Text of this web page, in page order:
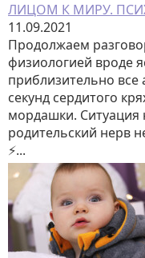
ЛИЦОМ К МИРУ.
11.09.2021
Продолжаем
физиологией вроде
приблизительно
секунд сердитого
мордашки. Ситуация
родительский нерв
⚡️...